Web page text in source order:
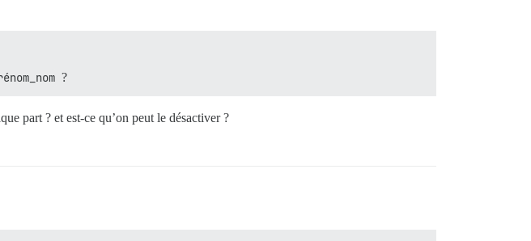
?
part ? et est-ce qu’on peut le désactiver ?